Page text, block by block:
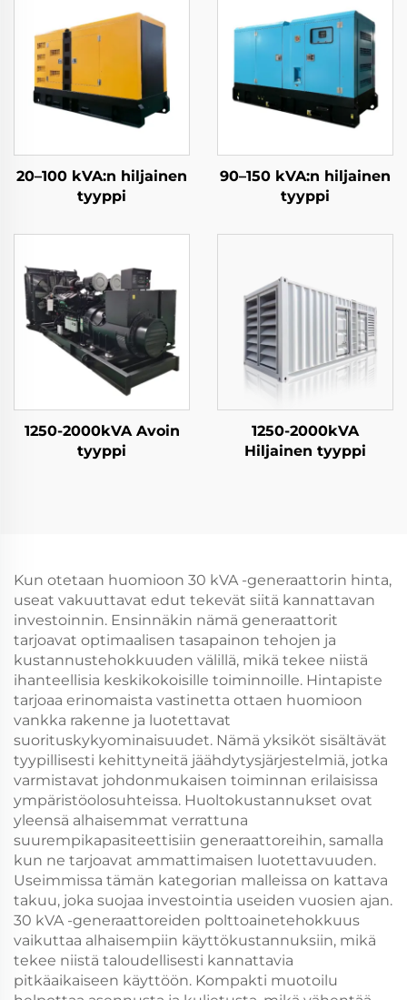
20–100 kVA:n hiljainen
tyyppi
90–150 kVA:n hiljainen
tyyppi
1250-2000kVA Avoin
tyyppi
1250-2000kVA
Hiljainen tyyppi
Kun otetaan huomioon 30 kVA -generaattorin hinta,
useat vakuuttavat edut tekevät siitä kannattavan
investoinnin. Ensinnäkin nämä generaattorit
tarjoavat optimaalisen tasapainon tehojen ja
kustannustehokkuuden välillä, mikä tekee niistä
ihanteellisia keskikokoisille toiminnoille. Hintapiste
tarjoaa erinomaista vastinetta ottaen huomioon
vankka rakenne ja luotettavat
suorituskykyominaisuudet. Nämä yksiköt sisältävät
tyypillisesti kehittyneitä jäähdytysjärjestelmiä, jotka
varmistavat johdonmukaisen toiminnan erilaisissa
ympäristöolosuhteissa. Huoltokustannukset ovat
yleensä alhaisemmat verrattuna
suurempikapasiteettisiin generaattoreihin, samalla
kun ne tarjoavat ammattimaisen luotettavuuden.
Useimmissa tämän kategorian malleissa on kattava
takuu, joka suojaa investointia useiden vuosien ajan.
30 kVA -generaattoreiden polttoainetehokkuus
vaikuttaa alhaisempiin käyttökustannuksiin, mikä
tekee niistä taloudellisesti kannattavia
pitkäaikaiseen käyttöön. Kompakti muotoilu